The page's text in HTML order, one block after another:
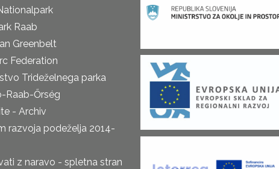
Raab
Greenbelt
Federation
Trideželnega parka
Raab-Őrség
- Archiv
razvoja podeželja 2014-
z naravo - spletna stran